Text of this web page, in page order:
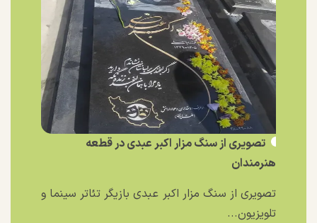
تصویری از سنگ مزار اکبر عبدی در قطعه
هنرمندان
تصویری از سنگ مزار اکبر عبدی بازیگر تئاتر سینما و
تلویزیون...